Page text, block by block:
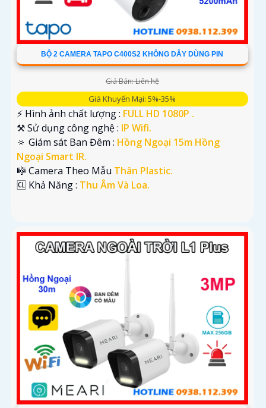
BỘ 2 CAMERA TAPO C400S2 KHÔNG DÂY DÙNG PIN
Giá Bán: Liên hệ
Giá Khuyến Mại: 5%-35%
️⚡ Hình ảnh chất lượng : FULL HD 1080P .
⚒ Sử dụng công nghệ : IP Wifi.
🔅 Giám sát Ban Đêm : Hồng Ngoại 15m Hồng
Ngoại Smart IR.
🎼️ Camera Theo Mẫu Thân Plastic.
️🆑 Khả Năng : Thu Âm Và Loa.